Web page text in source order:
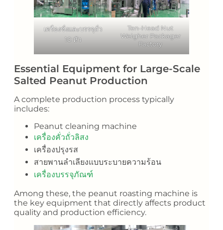
เครื่องชั่งและบรรจุถั่ว
10 หัว
Ten-Head Nut
Weigher Packager
Factory
Essential Equipment for Large-Scale
Salted Peanut Production
A complete production process typically
includes:
Peanut cleaning machine
เครื่องคั่วถั่วลิสง
เครื่องปรุงรส
สายพานลำเลียงแบบระบายความร้อน
เครื่องบรรจุภัณฑ์
Among these, the peanut roasting machine is
the key equipment that directly affects product
quality and production efficiency.